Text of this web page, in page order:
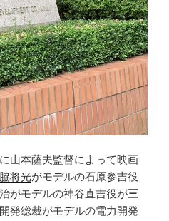
山本薩夫監督によって映画
将光がモデルの石原参吉役
がモデルの神谷直吉役が三
発総裁がモデルの電力開発